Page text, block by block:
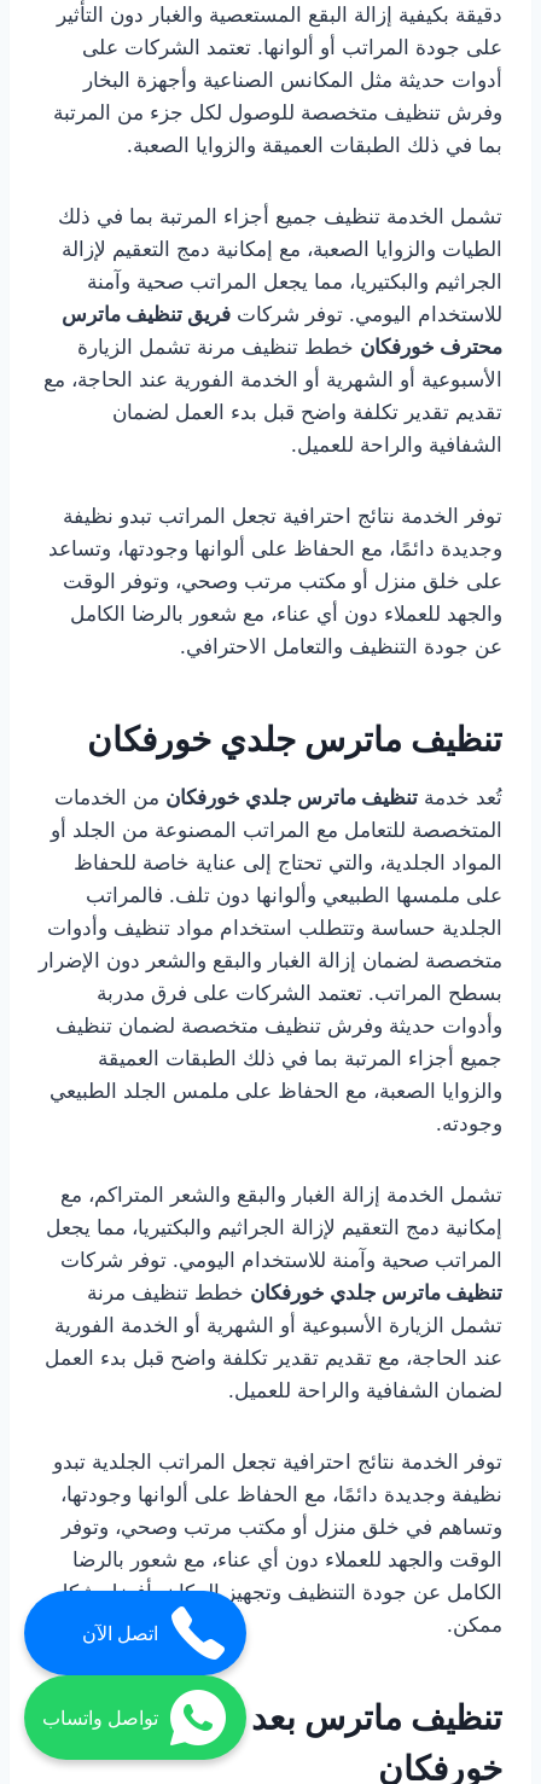
دقيقة بكيفية إزالة البقع المستعصية والغبار دون التأثير
على جودة المراتب أو ألوانها. تعتمد الشركات على
أدوات حديثة مثل المكانس الصناعية وأجهزة البخار
وفرش تنظيف متخصصة للوصول لكل جزء من المرتبة
بما في ذلك الطبقات العميقة والزوايا الصعبة.
تشمل الخدمة تنظيف جميع أجزاء المرتبة بما في ذلك
الطيات والزوايا الصعبة، مع إمكانية دمج التعقيم لإزالة
الجراثيم والبكتيريا، مما يجعل المراتب صحية وآمنة
للاستخدام اليومي. توفر شركات فريق تنظيف ماترس
محترف خورفكان خطط تنظيف مرنة تشمل الزيارة
الأسبوعية أو الشهرية أو الخدمة الفورية عند الحاجة، مع
تقديم تقدير تكلفة واضح قبل بدء العمل لضمان
الشفافية والراحة للعميل.
توفر الخدمة نتائج احترافية تجعل المراتب تبدو نظيفة
وجديدة دائمًا، مع الحفاظ على ألوانها وجودتها، وتساعد
على خلق منزل أو مكتب مرتب وصحي، وتوفر الوقت
والجهد للعملاء دون أي عناء، مع شعور بالرضا الكامل
عن جودة التنظيف والتعامل الاحترافي.
تنظيف ماترس جلدي خورفكان
تُعد خدمة تنظيف ماترس جلدي خورفكان من الخدمات
المتخصصة للتعامل مع المراتب المصنوعة من الجلد أو
المواد الجلدية، والتي تحتاج إلى عناية خاصة للحفاظ
على ملمسها الطبيعي وألوانها دون تلف. فالمراتب
الجلدية حساسة وتتطلب استخدام مواد تنظيف وأدوات
متخصصة لضمان إزالة الغبار والبقع والشعر دون الإضرار
بسطح المراتب. تعتمد الشركات على فرق مدربة
وأدوات حديثة وفرش تنظيف متخصصة لضمان تنظيف
جميع أجزاء المرتبة بما في ذلك الطبقات العميقة
والزوايا الصعبة، مع الحفاظ على ملمس الجلد الطبيعي
وجودته.
تشمل الخدمة إزالة الغبار والبقع والشعر المتراكم، مع
إمكانية دمج التعقيم لإزالة الجراثيم والبكتيريا، مما يجعل
المراتب صحية وآمنة للاستخدام اليومي. توفر شركات
تنظيف ماترس جلدي خورفكان خطط تنظيف مرنة
تشمل الزيارة الأسبوعية أو الشهرية أو الخدمة الفورية
عند الحاجة، مع تقديم تقدير تكلفة واضح قبل بدء العمل
لضمان الشفافية والراحة للعميل.
توفر الخدمة نتائج احترافية تجعل المراتب الجلدية تبدو
نظيفة وجديدة دائمًا، مع الحفاظ على ألوانها وجودتها،
وتساهم في خلق منزل أو مكتب مرتب وصحي، وتوفر
الوقت والجهد للعملاء دون أي عناء، مع شعور بالرضا
الكامل عن جودة التنظيف وتجهيز المكان بأفضل شكل
ممكن.
تنظيف ماترس بعد الاستخدام
خورفكان
اتصل الآن
تواصل واتساب